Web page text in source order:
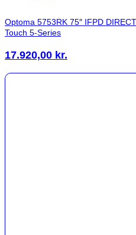
Optoma 5753RK 75″ IFPD
Touch 5-Series
17.920,00 kr.